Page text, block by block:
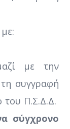
με την
συγγραφή
του Π.Σ.Δ.Δ.
σύγχρονο